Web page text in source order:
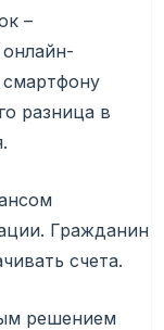
–
разница в
Гражданин
счета.
решением